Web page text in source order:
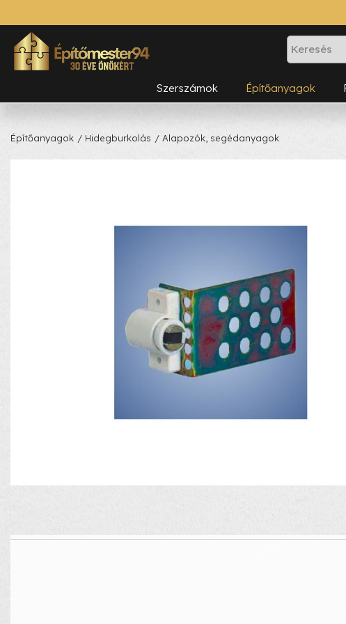
Szerszámok Építőanyagok
Építőanyagok / Hidegburkolás / Alapozók, segédanyagok